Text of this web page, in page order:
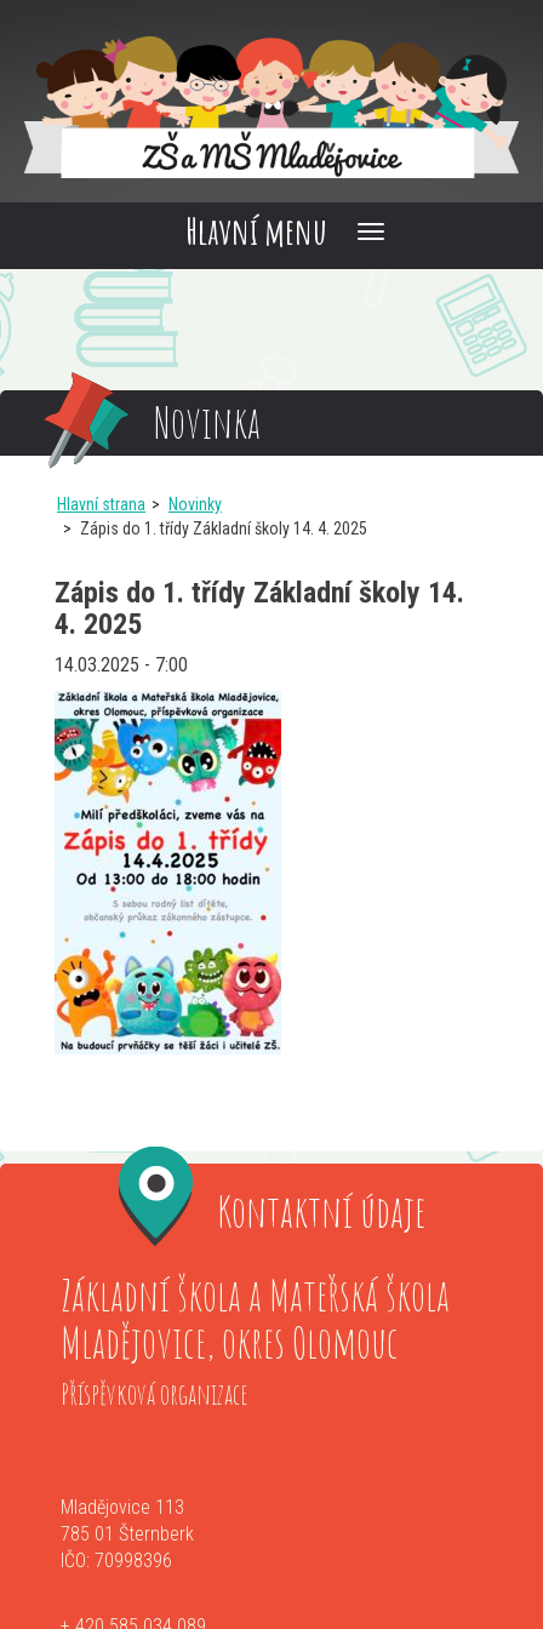
Hlavní menu
Novinka
Hlavní strana
Novinky
Zápis do 1. třídy Základní školy 14. 4. 2025
Zápis do 1. třídy Základní školy 14.
4. 2025
14.03.2025 - 7:00
Kontaktní údaje
Základní škola a Mateřská škola
Mladějovice, okres Olomouc
Příspěvková organizace
Mladějovice 113
785 01 Šternberk
IČO: 70998396